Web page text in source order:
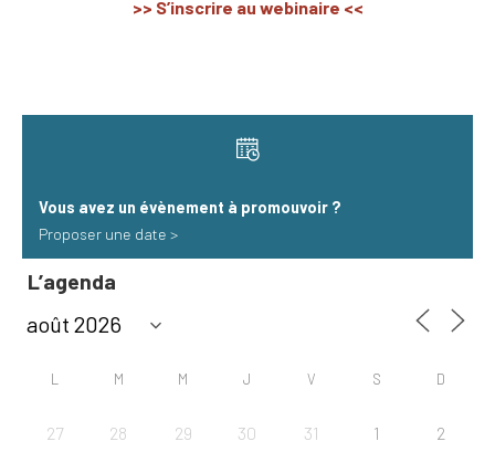
>> S’inscrire au webinaire <<
Vous avez un évènement à promouvoir​ ?
Proposer une date >
L’agenda
L M M J V S D
27 28 29 30 31 1 2